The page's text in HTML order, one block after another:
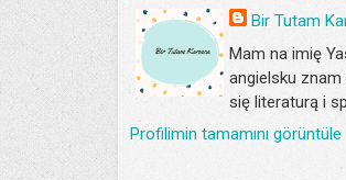
Bir Tutam
Mam na imię
angielsku
się literaturą i
Profilimin tamamını görüntüle